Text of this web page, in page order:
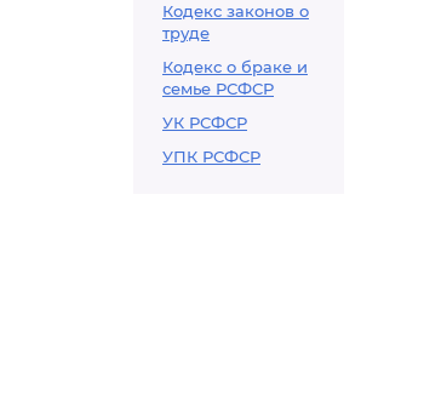
Кодекс законов о
труде
Кодекс о браке и
семье РСФСР
УК РСФСР
УПК РСФСР